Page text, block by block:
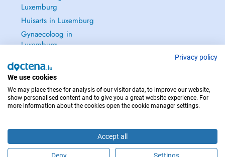
Luxemburg
Huisarts in Luxemburg
Gynaecoloog in
Luxemburg
NEEM IN GEVAL VAN NOOD CONTACT OP MET : 112
Privacy policy
We use cookies
We may place these for analysis of our visitor data, to improve our website,
show personalised content and to give you a great website experience. For
more information about the cookies open the cookie manager settings.
Accept all